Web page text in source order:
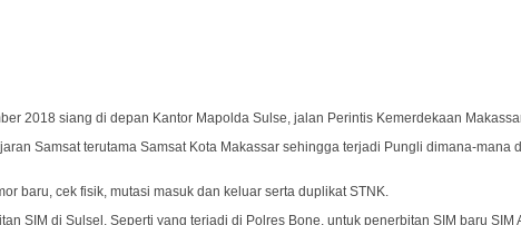
2018 siang di depan Kantor Mapolda Sulse, jalan Perintis Kemerdekaan
Samsat terutama Samsat Kota Makassar sehingga terjadi Pungli dimana-
baru, cek fisik, mutasi masuk dan keluar serta duplikat STNK.
SIM di Sulsel, Seperti yang terjadi di Polres Bone, untuk penerbitan SIM baru